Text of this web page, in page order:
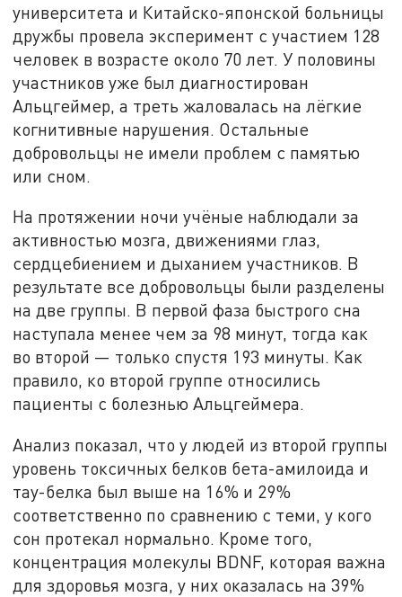
университета и Китайско-японской больницы
дружбы провела эксперимент с участием 128
человек в возрасте около 70 лет. У половины
участников уже был диагностирован
Альцгеймер, а треть жаловалась на лёгкие
когнитивные нарушения. Остальные
добровольцы не имели проблем с памятью
или сном.
На протяжении ночи учёные наблюдали за
активностью мозга, движениями глаз,
сердцебиением и дыханием участников. В
результате все добровольцы были разделены
на две группы. В первой фаза быстрого сна
наступала менее чем за 98 минут, тогда как
во второй — только спустя 193 минуты. Как
правило, ко второй группе относились
пациенты с болезнью Альцгеймера.
Анализ показал, что у людей из второй группы
уровень токсичных белков бета-амилоида и
тау-белка был выше на 16% и 29%
соответственно по сравнению с теми, у кого
сон протекал нормально. Кроме того,
концентрация молекулы BDNF, которая важна
для здоровья мозга, у них оказалась на 39%